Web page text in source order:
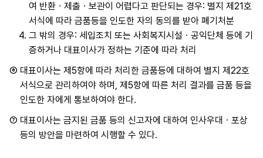
여 반환ㆍ제출ㆍ보관이 어렵다고 판단되는 경우: 별지 제21호
서식에 따라 금품등을 인도한 자의 동의를 받아 폐기처분
4. 그 밖의 경우: 세입조치 또는 사회복지시설ㆍ공익단체 등에 기
증하거나 대표이사가 정하는 기준에 따라 처리
⑥ 대표이사는 제5항에 따라 처리한 금품등에 대하여 별지 제22호
서식으로 관리하여야 하며, 제5항에 따른 처리 결과를 금품 등을
인도한 자에게 통보하여야 한다.
⑦ 대표이사는 금지된 금품 등의 신고자에 대하여 인사우대ㆍ포상
등의 방안을 마련하여 시행할 수 있다.